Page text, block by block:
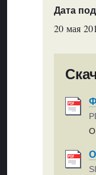
Дата
20 мая